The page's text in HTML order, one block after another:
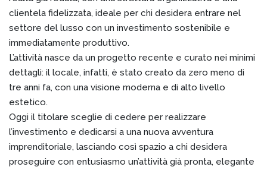
clientela fidelizzata, ideale per chi desidera entrare nel
settore del lusso con un investimento sostenibile e
immediatamente produttivo.
L’attività nasce da un progetto recente e curato nei minimi
dettagli: il locale, infatti, è stato creato da zero meno di
tre anni fa, con una visione moderna e di alto livello
estetico.
Oggi il titolare sceglie di cedere per realizzare
l’investimento e dedicarsi a una nuova avventura
imprenditoriale, lasciando così spazio a chi desidera
proseguire con entusiasmo un’attività già pronta, elegante